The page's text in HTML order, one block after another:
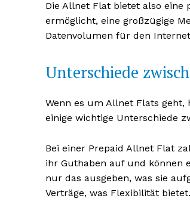
Die Allnet Flat bietet also eine
ermöglicht, eine großzügige
Datenvolumen für den
Unterschiede
Wenn es um Allnet Flats geht,
einige wichtige Unterschiede
Bei einer Prepaid Allnet Flat
ihr Guthaben auf und können
nur das ausgeben, was sie
Verträge, was Flexibilität bietet.